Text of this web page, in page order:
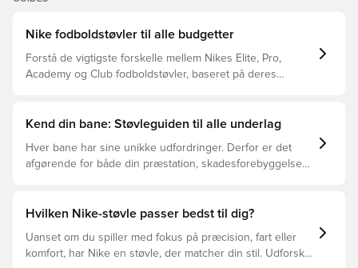
Nike fodboldstøvler til alle budgetter
Forstå de vigtigste forskelle mellem Nikes Elite, Pro,
Academy og Club fodboldstøvler, baseret på deres
Kend din bane: Støvleguiden til alle underlag
Hver bane har sine unikke udfordringer. Derfor er det
afgørende for både din præstation, skadesforebyggelse
støvler der er det bedste valg til de forskellige typer
Hvilken Nike-støvle passer bedst til dig?
Uanset om du spiller med fokus på præcision, fart eller
komfort, har Nike en støvle, der matcher din stil. Udforsk